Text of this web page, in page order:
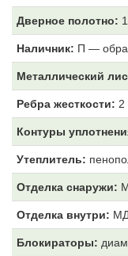
Дверное полотно:
Наличник: П —
Металлический
Ребра жесткости: 2
Контуры
Утеплитель:
Отделка снаружи:
Отделка внутри:
Блокираторы: